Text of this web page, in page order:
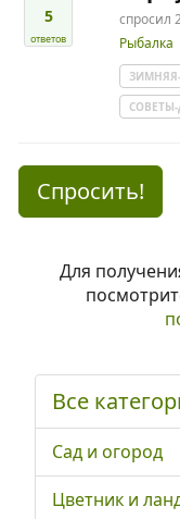
5
ответов
спросил
Рыбалка
Спросить!
Для
Все
Сад и огород
Цветник и